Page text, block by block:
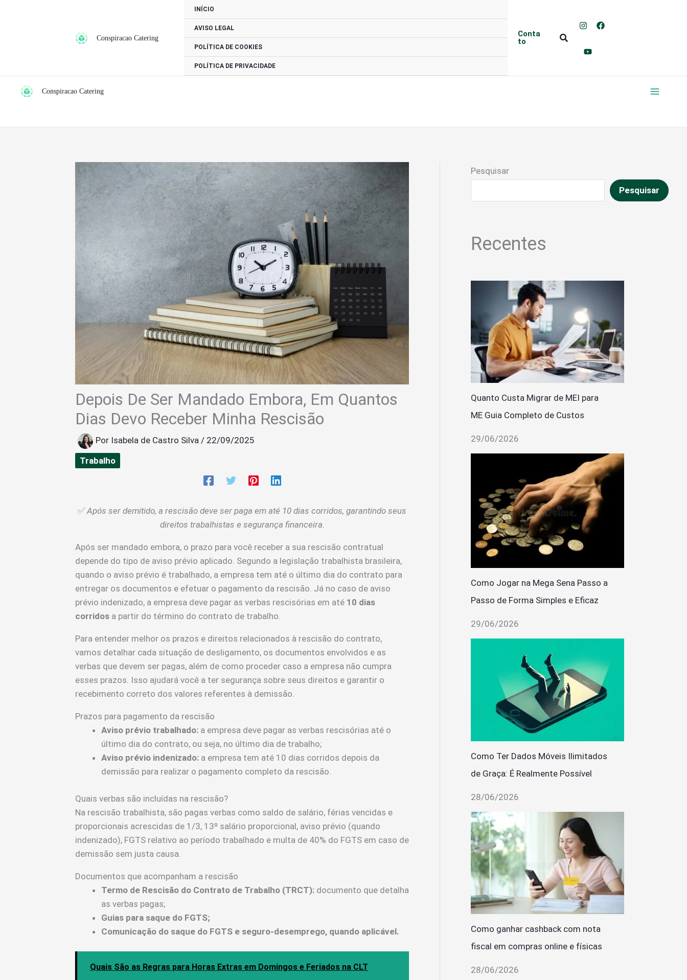
Conspiracao Catering
INÍCIO
AVISO LEGAL
POLÍTICA DE COOKIES
POLÍTICA DE PRIVACIDADE
Conta
to
Pesquisar
Conspiracao Catering
Depois De Ser Mandado Embora, Em Quantos
Dias Devo Receber Minha Rescisão
Por Isabela de Castro Silva / 22/09/2025
Trabalho
✅Após ser demitido, a rescisão deve ser paga em até 10 dias corridos, garantindo seus
direitos trabalhistas e segurança financeira.
Após ser mandado embora, o prazo para você receber a sua rescisão contratual
depende do tipo de aviso prévio aplicado. Segundo a legislação trabalhista brasileira,
quando o aviso prévio é trabalhado, a empresa tem até o último dia do contrato para
entregar os documentos e efetuar o pagamento da rescisão. Já no caso de aviso
prévio indenizado, a empresa deve pagar as verbas rescisórias em até 10 dias
corridos a partir do término do contrato de trabalho.
Para entender melhor os prazos e direitos relacionados à rescisão do contrato,
vamos detalhar cada situação de desligamento, os documentos envolvidos e as
verbas que devem ser pagas, além de como proceder caso a empresa não cumpra
esses prazos. Isso ajudará você a ter segurança sobre seus direitos e garantir o
recebimento correto dos valores referentes à demissão.
Prazos para pagamento da rescisão
Aviso prévio trabalhado: a empresa deve pagar as verbas rescisórias até o
último dia do contrato, ou seja, no último dia de trabalho;
Aviso prévio indenizado: a empresa tem até 10 dias corridos depois da
demissão para realizar o pagamento completo da rescisão.
Quais verbas são incluídas na rescisão?
Na rescisão trabalhista, são pagas verbas como saldo de salário, férias vencidas e
proporcionais acrescidas de 1/3, 13º salário proporcional, aviso prévio (quando
indenizado), FGTS relativo ao período trabalhado e multa de 40% do FGTS em caso de
demissão sem justa causa.
Documentos que acompanham a rescisão
Termo de Rescisão do Contrato de Trabalho (TRCT): documento que detalha
as verbas pagas;
Guias para saque do FGTS;
Comunicação do saque do FGTS e seguro-desemprego, quando aplicável.
Quais São as Regras para Horas Extras em Domingos e Feriados na CLT
Pesquisar
Pesquisar
Recentes
Quanto Custa Migrar de MEI para
ME Guia Completo de Custos
29/06/2026
Como Jogar na Mega Sena Passo a
Passo de Forma Simples e Eficaz
29/06/2026
Como Ter Dados Móveis Ilimitados
de Graça: É Realmente Possível
28/06/2026
Como ganhar cashback com nota
fiscal em compras online e físicas
28/06/2026